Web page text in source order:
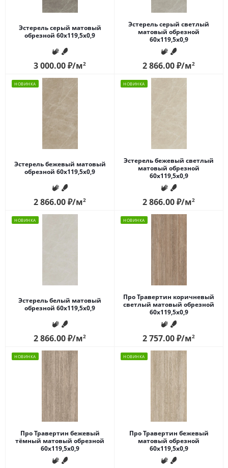
Эстерель серый матовый
обрезной 60x119,5x0,9
3 000.00₽/м2
Эстерель серый светлый
матовый обрезной
60x119,5x0,9
2 866.00₽/м2
НОВИНКА
Эстерель бежевый матовый
обрезной 60x119,5x0,9
2 866.00₽/м2
НОВИНКА
Эстерель бежевый светлый
матовый обрезной
60x119,5x0,9
2 866.00₽/м2
НОВИНКА
Эстерель белый матовый
обрезной 60x119,5x0,9
2 866.00₽/м2
НОВИНКА
Про Травертин коричневый
светлый матовый обрезной
60x119,5x0,9
2 757.00₽/м2
НОВИНКА
Про Травертин бежевый
тёмный матовый обрезной
60x119,5x0,9
НОВИНКА
Про Травертин бежевый
матовый обрезной
60x119,5x0,9